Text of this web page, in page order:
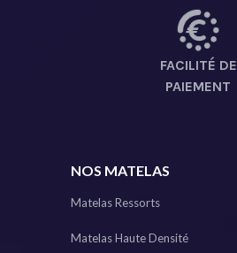
FACILITÉ DE
PAIEMENT
NOS MATELAS
Matelas Ressorts
Matelas Haute Densité